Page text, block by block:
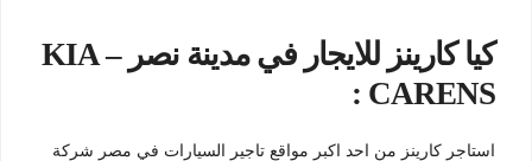
كيا كارينز للايجار في مدينة نصر – KIA
CARENS :
استاجر كارينز من احد اكبر مواقع تاجير السيارات في مصر شركة